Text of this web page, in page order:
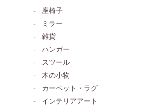
座椅子
ミラー
雑貨
ハンガー
スツール
木の小物
カーペット・ラグ
インテリアアート